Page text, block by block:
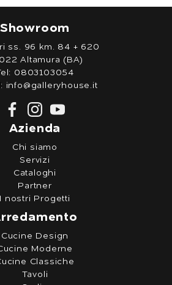
Showroom
ss. 96 km. 84 + 620
Altamura (BA)
0803103054
info@galleryhouse.it
Azienda
Chi siamo
Servizi
Cataloghi
Partner
I nostri Progetti
Cucine Design
Moderne
Classiche
Tavoli